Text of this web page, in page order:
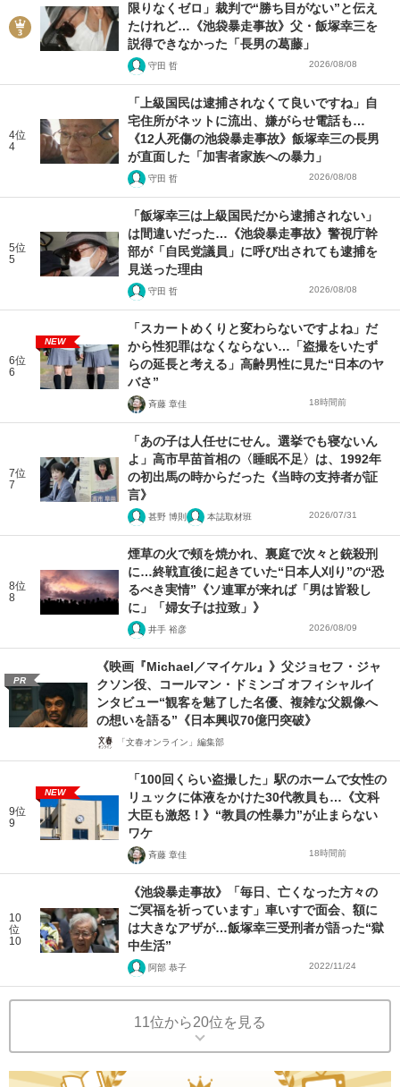
限りなくゼロ」裁判で“勝ち目がない”と伝え
たけれど…《池袋暴走事故》父・飯塚幸三を
説得できなかった「長男の葛藤」
守田 哲 2026/08/08
4位
4
「上級国民は逮捕されなくて良いですね」自
宅住所がネットに流出、嫌がらせ電話も…
《12人死傷の池袋暴走事故》飯塚幸三の長男
が直面した「加害者家族への暴力」
守田 哲 2026/08/08
5位
5
「飯塚幸三は上級国民だから逮捕されない」
は間違いだった…《池袋暴走事故》警視庁幹
部が「自民党議員」に呼び出されても逮捕を
見送った理由
守田 哲 2026/08/08
6位
6
NEW
「スカートめくりと変わらないですよね」だ
から性犯罪はなくならない…「盗撮をいたず
らの延長と考える」高齢男性に見た“日本のヤ
バさ”
斉藤 章佳 18時間前
7位
7
「あの子は人任せにせん。選挙でも寝ないん
よ」高市早苗首相の〈睡眠不足〉は、1992年
の初出馬の時からだった《当時の支持者が証
言》
甚野 博則 本誌取材班 2026/07/31
8位
8
煙草の火で頰を焼かれ、裏庭で次々と銃殺刑
に…終戦直後に起きていた“日本人刈り”の“恐
るべき実情”《ソ連軍が来れば「男は皆殺し
に」「婦女子は拉致」》
井手 裕彦 2026/08/09
PR
《映画『Michael／マイケル』》父ジョセフ・ジャ
クソン役、コールマン・ドミンゴ オフィシャルイ
ンタビュー“観客を魅了した名優、複雑な父親像へ
の想いを語る”《日本興収70億円突破》
「文春オンライン」編集部
9位
9
NEW
「100回くらい盗撮した」駅のホームで女性の
リュックに体液をかけた30代教員も…《文科
大臣も激怒！》“教員の性暴力”が止まらない
ワケ
斉藤 章佳 18時間前
10
位
10
《池袋暴走事故》「毎日、亡くなった方々の
ご冥福を祈っています」車いすで面会、額に
は大きなアザが…飯塚幸三受刑者が語った“獄
中生活”
阿部 恭子 2022/11/24
11位から20位を見る